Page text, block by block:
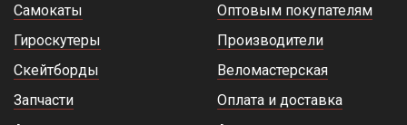
Самокаты
Гироскутеры
Скейтборды
Запчасти
Оптовым покупателям
Производители
Веломастерская
Оплата и доставка